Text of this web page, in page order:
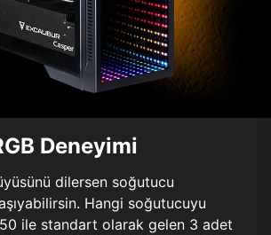
Deneyimi
dilersen soğutucu
Hangi soğutucuyu
ile standart olarak gelen 3 adet